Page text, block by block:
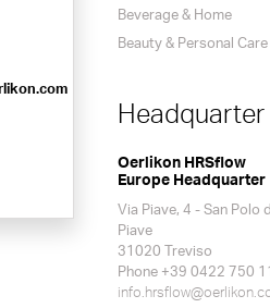
Beverage & Home
Beauty & Personal Care
Oerlikon HRSflow
Europe Headquarter
Via Piave, 4 - San Polo
Piave
31020 Treviso
Phone +39 0422 750